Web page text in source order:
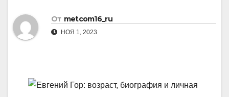
От metcom16_ru
НОЯ 1, 2023